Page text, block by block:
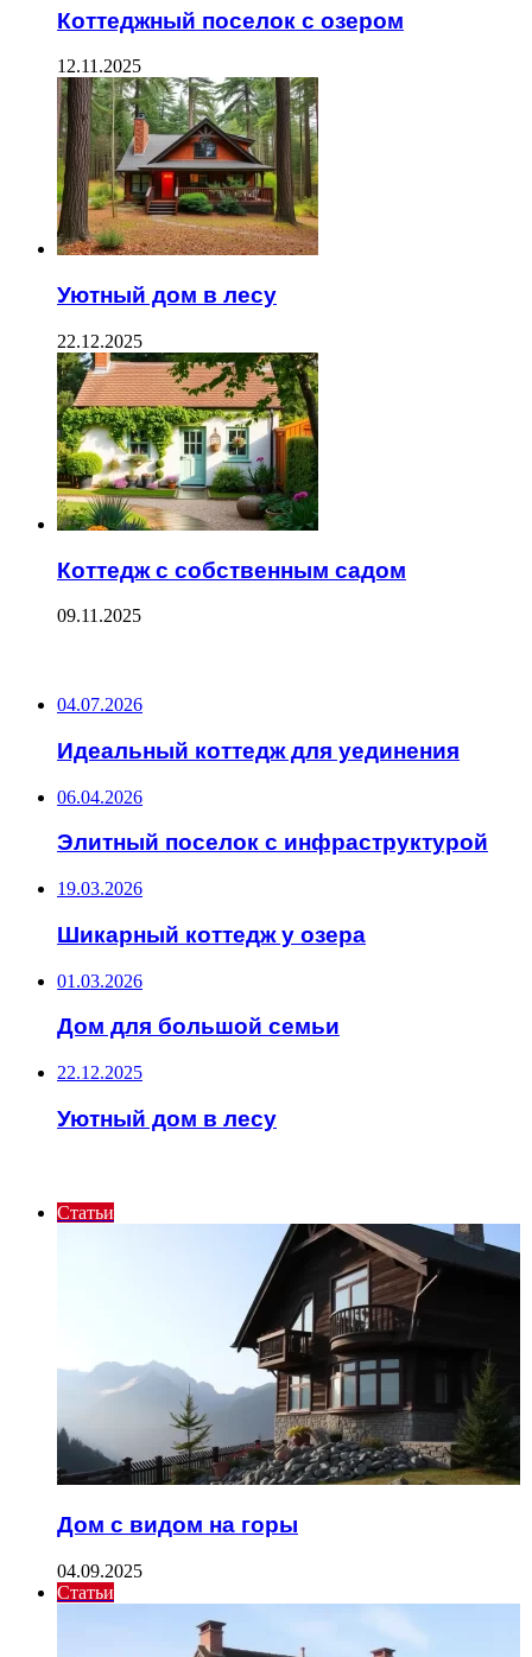
Коттеджный поселок с озером
12.11.2025
Уютный дом в лесу
22.12.2025
Коттедж с собственным садом
09.11.2025
04.07.2026
Идеальный коттедж для уединения
06.04.2026
Элитный поселок с инфраструктурой
19.03.2026
Шикарный коттедж у озера
01.03.2026
Дом для большой семьи
22.12.2025
Уютный дом в лесу
Статьи
Дом с видом на горы
04.09.2025
Статьи